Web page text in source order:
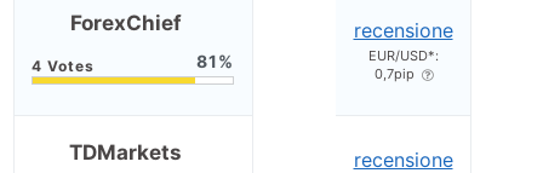
ForexChief
81
recensione
EUR/USD*:
0,7pip
TDMarkets recensione